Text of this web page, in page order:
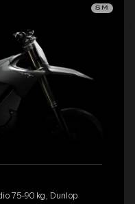
SM
75-90 kg, Dunlop